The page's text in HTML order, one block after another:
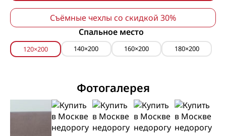
Съёмные чехлы со скидкой 30%
Спальное место
120×200 140×200 160×200 180×200
Фотогалерея